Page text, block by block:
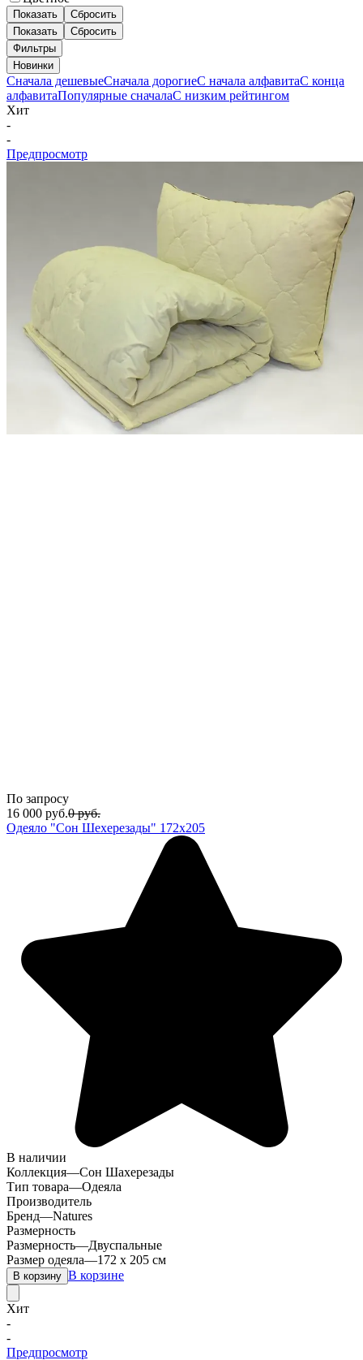
Показать
Сбросить
Показать
Сбросить
Фильтры
Новинки
Сначала дешевыеСначала дорогиеС начала алфавитаС конца
алфавитаПопулярные сначалаС низким рейтингом
Хит
-
-
Предпросмотр
По запросу
16 000 руб.0 руб.
Одеяло "Сон Шехерезады" 172х205
В наличии
Коллекция—Сон Шахерезады
Тип товара—Одеяла
Производитель
Бренд—Natures
Размерность
Размерность—Двуспальные
Размер одеяла—172 х 205 см
В корзину В корзине
Хит
-
-
Предпросмотр